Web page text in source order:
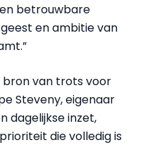
betrouwbare
en ambitie van
bron van trots voor
Steveny, eigenaar
dagelijkse inzet,
die volledig is